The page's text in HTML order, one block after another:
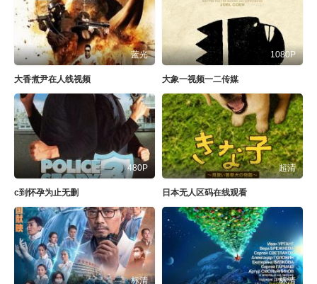
蓝光
大香煮尹在人线视频
1080P
大象一视频一二传媒
480P
c到怀孕为止无删
超清
日本无人区码在线观看
标清 标清